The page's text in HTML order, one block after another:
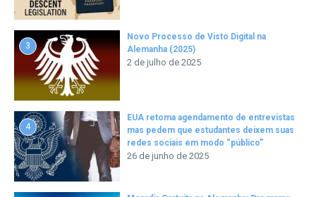
3
Novo Processo de Visto Digital na
Alemanha (2025)
2 de julho de 2025
4
EUA retoma agendamento de entrevistas
mas pedem que estudantes deixem suas
redes sociais em modo “público”
26 de junho de 2025